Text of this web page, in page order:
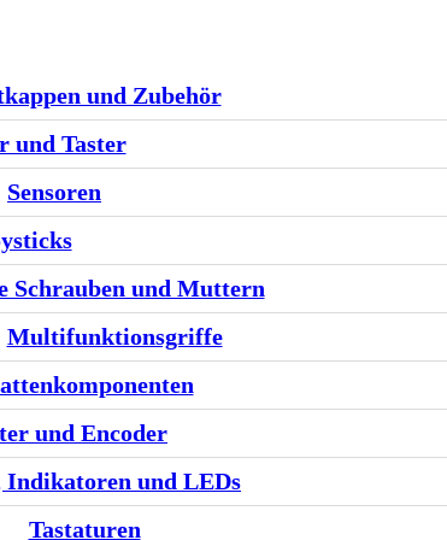
und Zubehör
und Taster
Sensoren
Schrauben und Muttern
Multifunktionsgriffe
und Encoder
Indikatoren und LEDs
Tastaturen